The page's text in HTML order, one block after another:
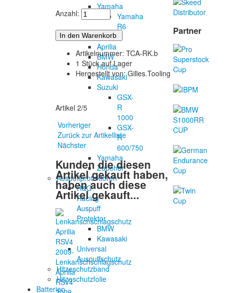
Yamaha
Yamaha
R6
CNC
Aprilia
BMW
Honda
Kawasaki
Suzuki
GSX-
R
1000
GSX-
R
600/750
Yamaha
Zubehör
Auspuffprotektoren
R&G
Racing
Auspuff
Protektor
BMW
Kawasaki
Universal
Auspuffschutz
Hitzeschutzband
Hitzeschutzfolie
Batterien
Anzahl:
Artikelnummer: TCA-RK.b
1 Stück auf Lager
Hergestellt von: Gilles.Tooling
Artikel 2/5
Vorheriger
Zurück zur Artikelliste
Nächster
Kunden die diesen
Artikel gekauft haben,
haben auch diese
Artikel gekauft...
Lenkanschschlagschutz
Aprilia
RSV4
Partner